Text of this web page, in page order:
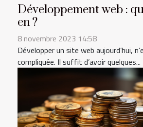
Développement web :
en ?
8 novembre 2023 14:58
Développer un site web aujourd’hui,
compliquée. Il suffit d’avoir quelques...